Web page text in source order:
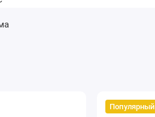
Популярный